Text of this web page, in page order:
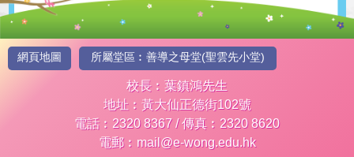
網頁地圖 所屬堂區︰善導之母堂(聖雲先小堂)
校長︰葉鎮鴻先生
地址︰黃大仙正德街102號
電話︰2320 8367 / 傳真︰2320 8620
電郵︰mail@e-wong.edu.hk